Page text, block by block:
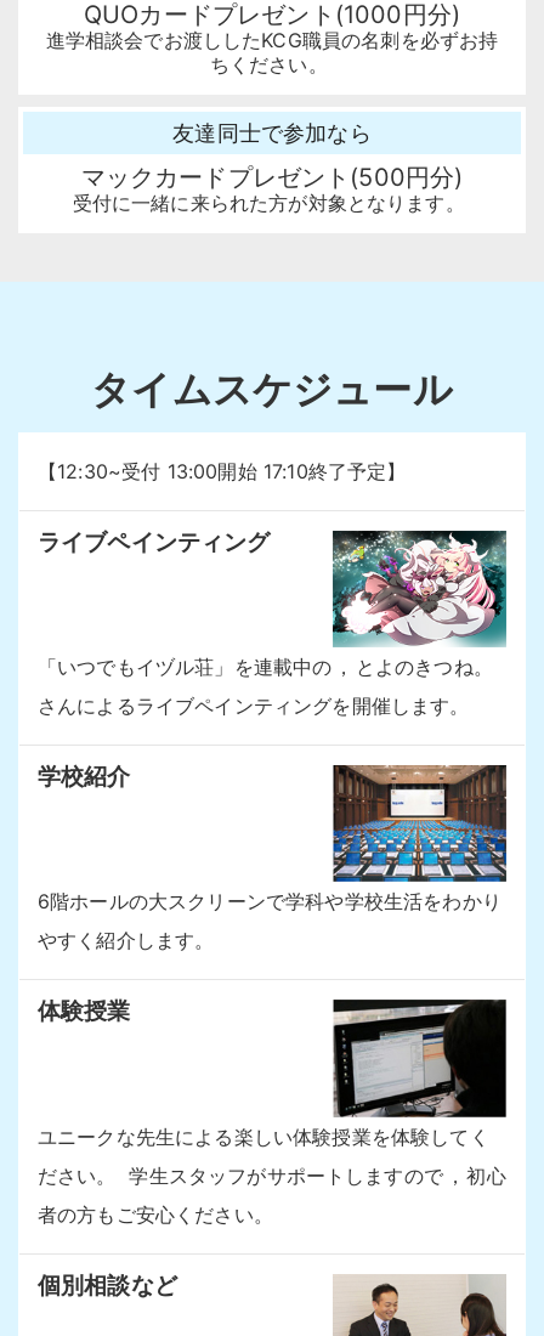
QUOカードプレゼント(1000円分)
進学相談会でお渡ししたKCG職員の名刺を必ずお持
ちください 。
友達同士で参加なら
マックカードプレゼント(500円分)
受付に一緒に来られた方が対象となります。
タイムスケジュール
【12:30~受付 13:00開始 17:10終了予定】
ライブペインティング
「いつでもイヅル荘」を連載中の ， とよのきつね。
さんによるライブペインティングを開催します。
学校紹介
6階ホールの大スクリーンで学科や学校生活をわかり
やすく紹介します。
体験授業
ユニークな先生による楽しい体験授業を体験してく
ださい。 学生スタッフがサポートしますので ， 初心
者の方もご安心ください。
個別相談など